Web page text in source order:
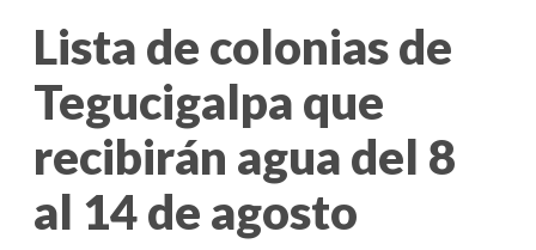
Lista de colonias de
Tegucigalpa que
recibirán agua del 8
al 14 de agosto